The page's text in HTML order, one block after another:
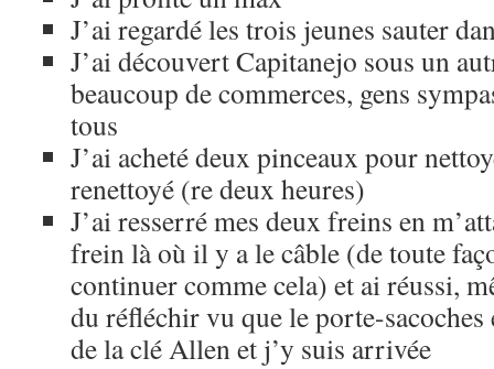
J’ai regardé les trois jeunes sauter
J’ai découvert Capitanejo sous un
beaucoup de commerces, gens
tous
J’ai acheté deux pinceaux pour
renettoyé (re deux heures)
J’ai resserré mes deux freins en
frein là où il y a le câble (de toute
continuer comme cela) et ai réussi,
du réfléchir vu que le porte-sacoches
de la clé Allen et j’y suis arrivée